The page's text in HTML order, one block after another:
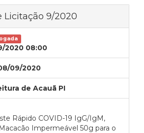
Licitação 9/2020
2020 08:00
09/2020
de Acauã PI
Rápido COVID-19 IgG/IgM,
Impermeável 50g para o